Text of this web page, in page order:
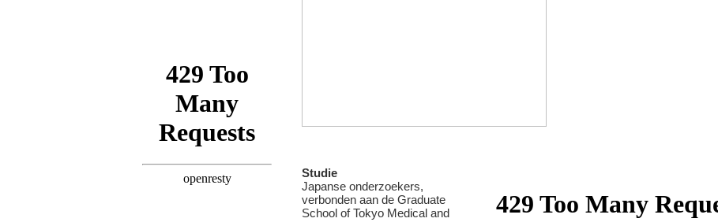
Studie
Japanse onderzoekers,
verbonden aan de Graduate
School of Tokyo Medical and